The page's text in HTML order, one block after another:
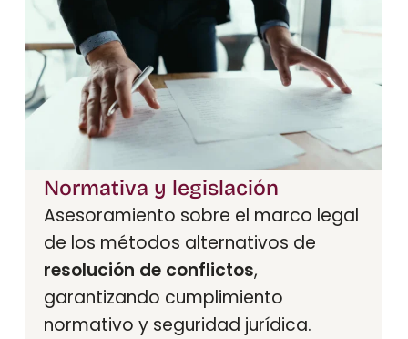
Normativa y legislación
Asesoramiento sobre el marco legal
de los métodos alternativos de
resolución de conflictos,
garantizando cumplimiento
normativo y seguridad jurídica.